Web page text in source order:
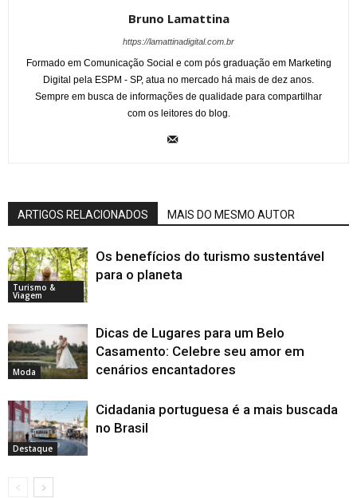
Bruno Lamattina
https://lamattinadigital.com.br
Formado em Comunicação Social e com pós graduação em Marketing
Digital pela ESPM - SP, atua no mercado há mais de dez anos.
Sempre em busca de informações de qualidade para compartilhar
com os leitores do blog.
ARTIGOS RELACIONADOS MAIS DO MESMO AUTOR
Turismo &
Viagem
Os benefícios do turismo sustentável
para o planeta
Moda
Dicas de Lugares para um Belo
Casamento: Celebre seu amor em
cenários encantadores
Destaque
Cidadania portuguesa é a mais buscada
no Brasil